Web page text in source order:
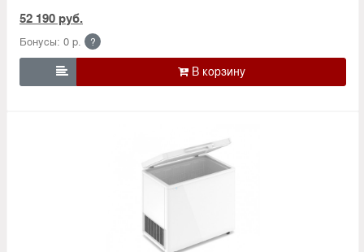
52 190 руб.
Бонусы: 0 р. ?
